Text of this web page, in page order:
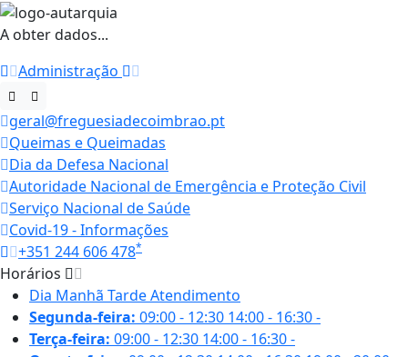
A obter dados...
Administração
geral@freguesiadecoimbrao.pt
Queimas e Queimadas
Dia da Defesa Nacional
Autoridade Nacional de Emergência e Proteção Civil
Serviço Nacional de Saúde
Covid-19 - Informações
+351 244 606 478*
Horários
Dia Manhã TardeAtendimento
Segunda-feira: 09:00 - 12:30 14:00 - 16:30-
Terça-feira: 09:00 - 12:30 14:00 - 16:30-